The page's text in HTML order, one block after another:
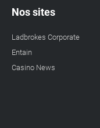
Nos sites
Ladbrokes Corporate
Entain
Casino News